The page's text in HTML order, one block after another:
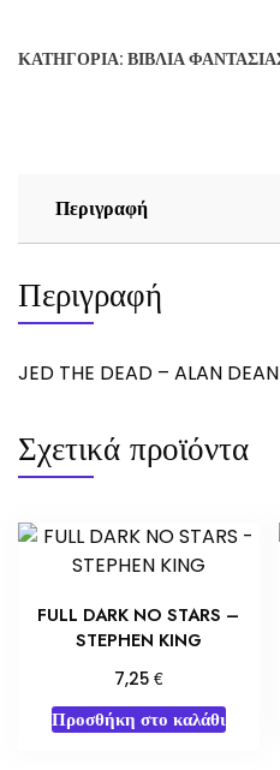
ALAN
ΚΑΤΗΓΟΡΊΑ: ΒΙΒΛΊΑ
Περιγραφή
Περιγραφή
JED THE DEAD – ALAN
Σχετικά προϊόντα
FULL DARK NO STARS –
STEPHEN KING
7,25 €
Προσθήκη στο καλάθι